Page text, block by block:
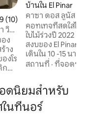
นเฉลี่ย 4.9 จาก 5, 10 รีวิว
(10)
วิส
ง
าง
งโร
ก
ม
รัว
บ้านใน El Pinar
คาซา ดอส ลูนัส
คอทเทจที่สดใสได้
ใบไม้ร่วงปี 2022 ตั้
สงบของ El Pinar
เดินใน 10 -15 นาที
ร้านพิซซ่าร้านขาย
สะดวกสบายริมป่า
สวยงามมากมาย
สามารถไปยังหมู่บ้
สถานที่ ·ที่จอดรถ
ดนิยมสำหรับ
นทีนอร์